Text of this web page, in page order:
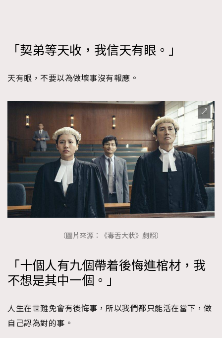
「契弟等天收，我信天有眼。」
天有眼，不要以為做壞事沒有報應。
（圖片來源：《毒舌大狀》劇照）
「十個人有九個帶着後悔進棺材，我
不想是其中一個。」
人生在世難免會有後悔事，所以我們都只能活在當下，做
自己認為對的事。